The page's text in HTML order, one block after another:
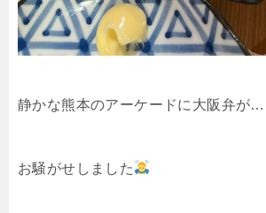
静かな熊本のアーケードに大阪弁が…
お騒がせしました